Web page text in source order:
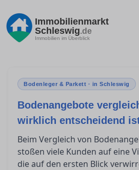
Immobilienmarkt
Schleswig.de
Immobilien im Überblick
Bodenleger & Parkett · in Schleswig
Bodenangebote
wirklich entscheidend
Beim Vergleich von
stoßen viele Kunden auf eine
die auf den ersten Blick